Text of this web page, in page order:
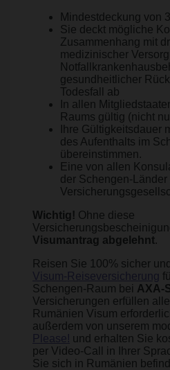
Mindestdeckung von
Sie deckt mögliche
Zusammenhang mit
medizinischer
gesundheitlicher
Todesfall ab
In allen
Raums gültig (nicht
Ihre Gültigkeitsdauer
des Aufenthalts im
übereinstimmen.
Eine von allen
der Schengen-
Wichtig! Ohne diese
Visumantrag abgelehnt.
Reisen Sie 100% sicher
Visum-Reiseversicherung
Schengen-Raum bei AXA-
Versicherungen erfüllen
Rumänien Visum
außerdem von unserem
Please! und erhalten Sie
per Video-Call in Ihrer
Sie sich in Rumänien